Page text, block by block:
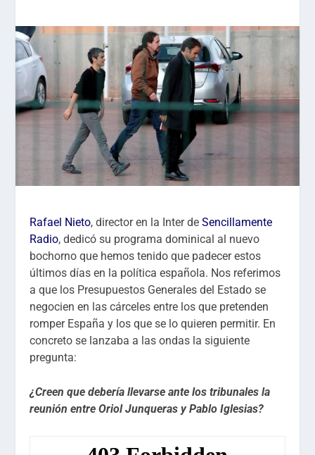
Rafael Nieto, director en la Inter deSencillamente
Radio, dedicó su programa dominical al nuevo
bochorno que hemos tenido que padecer estos
últimos días en la política española. Nos referimos
a que los Presupuestos Generales del Estado se
negocien en las cárceles entre los que pretenden
romper España y los que se lo quieren permitir. En
concreto se lanzaba a las ondas la siguiente
pregunta:
¿Creen que debería llevarse ante los tribunales la
reunión entre Oriol Junqueras y Pablo Iglesias?